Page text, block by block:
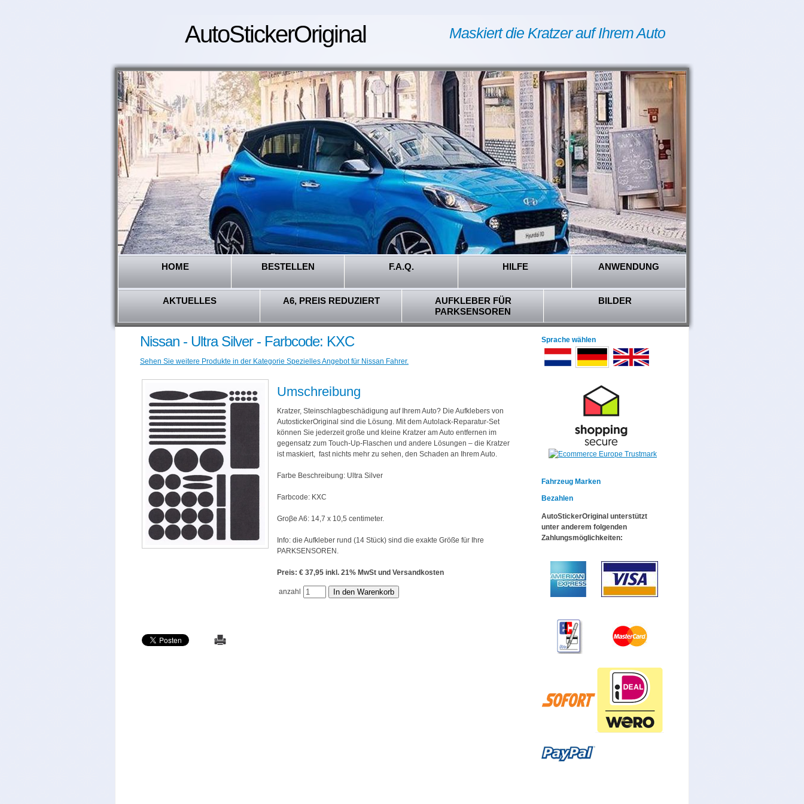
AutoStickerOriginal Maskiert die Kratzer auf Ihrem Auto
HOME BESTELLEN F.A.Q. HILFE ANWENDUNG
AKTUELLES A6, PREIS REDUZIERT
AUFKLEBER FÜR
PARKSENSOREN
BILDER
Nissan - Ultra Silver - Farbcode: KXC
Sehen Sie weitere Produkte in der Kategorie Spezielles Angebot für Nissan Fahrer.
Umschreibung
Kratzer, Steinschlagbeschädigung auf Ihrem Auto? Die Aufklebers von
AutostickerOriginal sind die Lösung. Mit dem Autolack-Reparatur-Set
können Sie jederzeit große und kleine Kratzer am Auto entfernen im
gegensatz zum Touch-Up-Flaschen und andere Lösungen – die Kratzer
ist maskiert, fast nichts mehr zu sehen, den Schaden an Ihrem Auto.
Farbe Beschreibung: Ultra Silver
Farbcode: KXC
Groβe A6: 14,7 x 10,5 centimeter.
Info: die Aufkleber rund (14 Stück) sind die exakte Größe für Ihre
PARKSENSOREN.
Preis: € 37,95 inkl. 21% MwSt und Versandkosten
anzahl
Sprache wählen
Fahrzeug Marken
Bezahlen
AutoStickerOriginal unterstützt
unter anderem folgenden
Zahlungsmöglichkeiten: